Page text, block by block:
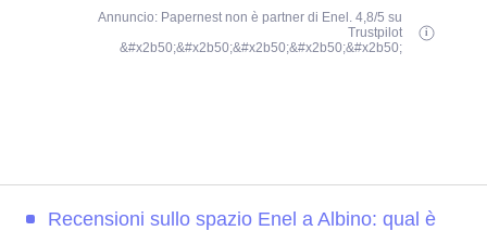
Annuncio: Papernest non è partner di Enel. 4,8/5 su
Trustpilot
&#x2b50;&#x2b50;&#x2b50;&#x2b50;&#x2b50;
Recensioni sullo spazio Enel a Albino: qual è